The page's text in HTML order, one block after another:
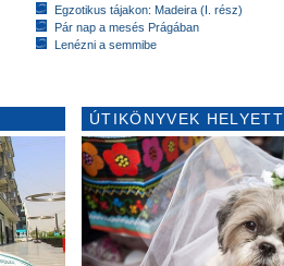
Egzotikus tájakon: Madeira (I. rész)
Pár nap a mesés Prágában
Lenézni a semmibe
ÚTIKÖNYVEK HELYETT